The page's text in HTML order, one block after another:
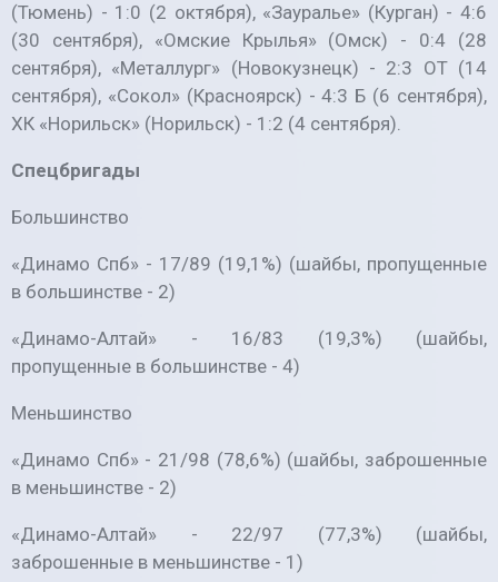
(Тюмень) - 1:0 (2 октября), «Зауралье» (Курган) - 4:6
(30 сентября), «Омские Крылья» (Омск) - 0:4 (28
сентября), «Металлург» (Новокузнецк) - 2:3 ОТ (14
сентября), «Сокол» (Красноярск) - 4:3 Б (6 сентября),
ХК «Норильск» (Норильск) - 1:2 (4 сентября).
Спецбригады
Большинство
«Динамо Спб» - 17/89 (19,1%) (шайбы, пропущенные
в большинстве - 2)
«Динамо-Алтай» - 16/83 (19,3%) (шайбы,
пропущенные в большинстве - 4)
Меньшинство
«Динамо Спб» - 21/98 (78,6%) (шайбы, заброшенные
в меньшинстве - 2)
«Динамо-Алтай» - 22/97 (77,3%) (шайбы,
заброшенные в меньшинстве - 1)